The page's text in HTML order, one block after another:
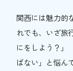
お
お
お
関西には魅力的
れでも、いざ旅
にをしよう？」
ばない」と悩ん